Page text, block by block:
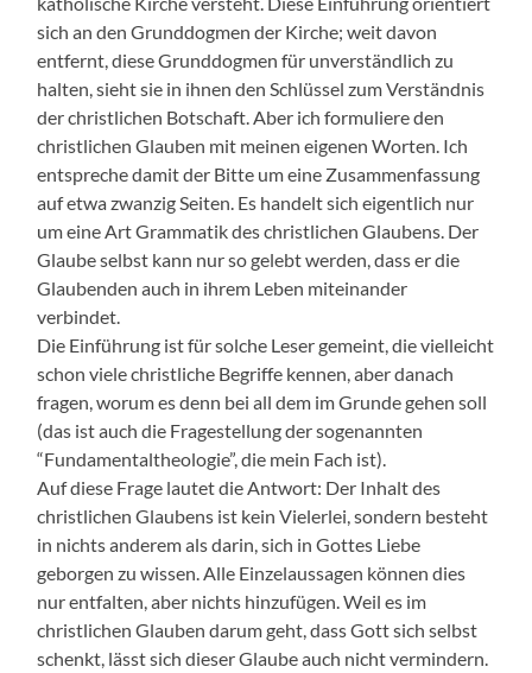
sich an den Grunddogmen der Kirche; weit davon
entfernt, diese Grunddogmen für unverständlich zu
halten, sieht sie in ihnen den Schlüssel zum Verständnis
der christlichen Botschaft. Aber ich formuliere den
christlichen Glauben mit meinen eigenen Worten. Ich
entspreche damit der Bitte um eine Zusammenfassung
auf etwa zwanzig Seiten. Es handelt sich eigentlich nur
um eine Art Grammatik des christlichen Glaubens. Der
Glaube selbst kann nur so gelebt werden, dass er die
Glaubenden auch in ihrem Leben miteinander
verbindet.
Die Einführung ist für solche Leser gemeint, die vielleicht
schon viele christliche Begriffe kennen, aber danach
fragen, worum es denn bei all dem im Grunde gehen soll
(das ist auch die Fragestellung der sogenannten
“Fundamentaltheologie”, die mein Fach ist).
Auf diese Frage lautet die Antwort: Der Inhalt des
christlichen Glaubens ist kein Vielerlei, sondern besteht
in nichts anderem als darin, sich in Gottes Liebe
geborgen zu wissen. Alle Einzelaussagen können dies
nur entfalten, aber nichts hinzufügen. Weil es im
christlichen Glauben darum geht, dass Gott sich selbst
schenkt, lässt sich dieser Glaube auch nicht vermindern.